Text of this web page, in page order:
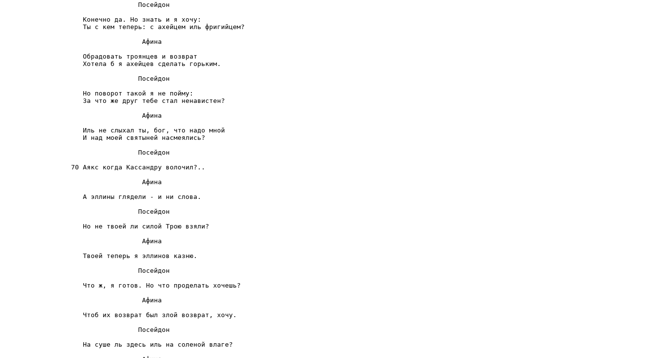
                                  Посейдон
                    Конечно да. Но знать и я хочу:
                    Ты с кем теперь: с ахейцем иль фригийцем?
                                   Афина
                    Обрадовать троянцев и возврат
                    Хотела б я ахейцев сделать горьким.
                                  Посейдон
                    Но поворот такой я не пойму:
                    За что же друг тебе стал ненавистен?
                                   Афина
                    Иль не слыхал ты, бог, что надо мной
                    И над моей святыней насмеялись?
                                  Посейдон
                 70 Аякс когда Кассандру волочил?..
                                   Афина
                    А эллины глядели - и ни слова.
                                  Посейдон
                    Но не твоей ли силой Трою взяли?
                                   Афина
                    Твоей теперь я эллинов казню.
                                  Посейдон
                    Что ж, я готов. Но что проделать хочешь?
                                   Афина
                    Чтоб их возврат был злой возврат, хочу.
                                  Посейдон
                    На суше ль здесь иль на соленой влаге?